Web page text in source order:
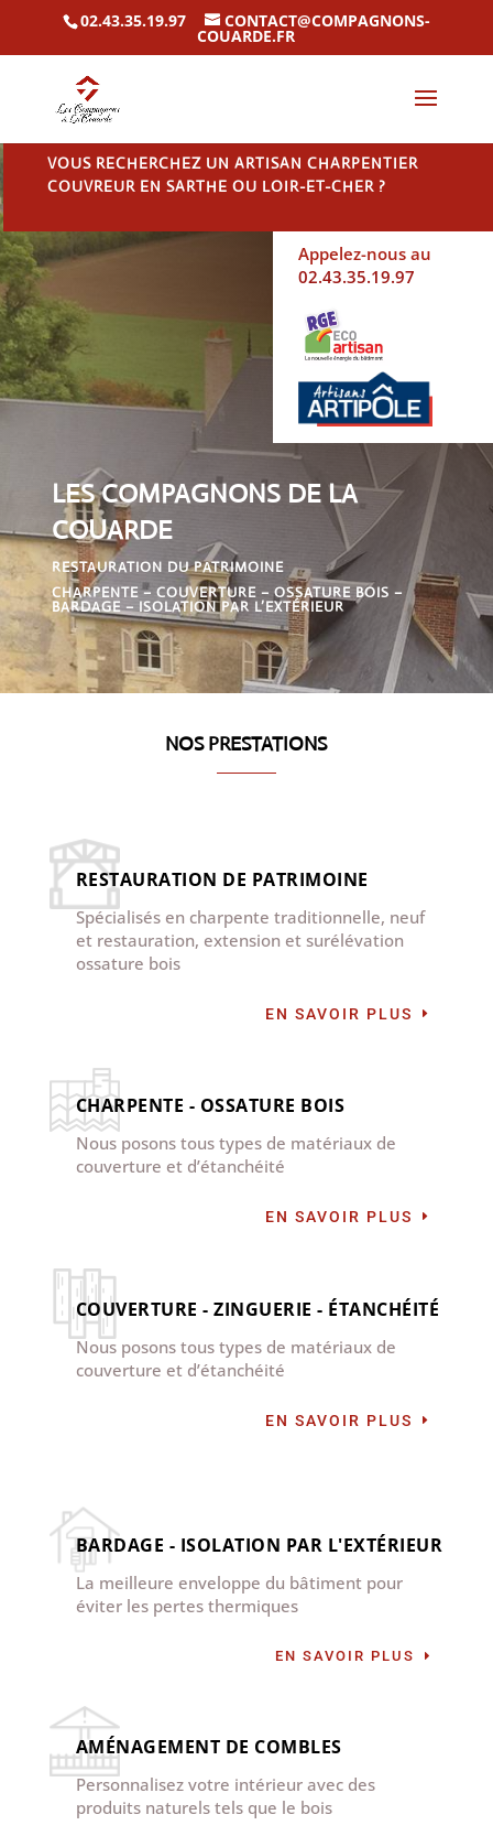
02.43.35.19.97 CONTACT@COMPAGNONS-
COUARDE.FR
VOUS RECHERCHEZ UN ARTISAN CHARPENTIER
COUVREUR EN SARTHE OU LOIR-ET-CHER ?
Appelez-nous au
02.43.35.19.97
LES COMPAGNONS DE LA
COUARDE
RESTAURATION DU PATRIMOINE
CHARPENTE – COUVERTURE – OSSATURE BOIS –
BARDAGE – ISOLATION PAR L’EXTÉRIEUR
NOS PRESTATIONS
RESTAURATION DE PATRIMOINE
Spécialisés en charpente traditionnelle, neuf
et restauration, extension et surélévation
ossature bois
EN SAVOIR PLUS
CHARPENTE - OSSATURE BOIS
Nous posons tous types de matériaux de
couverture et d’étanchéité
EN SAVOIR PLUS
COUVERTURE - ZINGUERIE - ÉTANCHÉITÉ
Nous posons tous types de matériaux de
couverture et d’étanchéité
EN SAVOIR PLUS
BARDAGE - ISOLATION PAR L'EXTÉRIEUR
La meilleure enveloppe du bâtiment pour
éviter les pertes thermiques
EN SAVOIR PLUS
AMÉNAGEMENT DE COMBLES
Personnalisez votre intérieur avec des
produits naturels tels que le bois